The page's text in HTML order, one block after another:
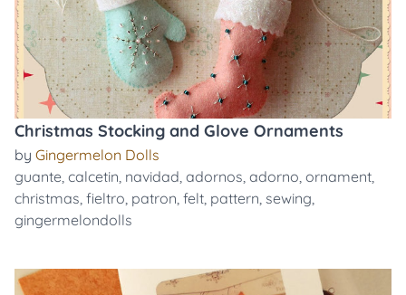
Christmas Stocking and Glove Ornaments
by Gingermelon Dolls
guante, calcetin, navidad, adornos, adorno, ornament,
christmas, fieltro, patron, felt, pattern, sewing,
gingermelondolls